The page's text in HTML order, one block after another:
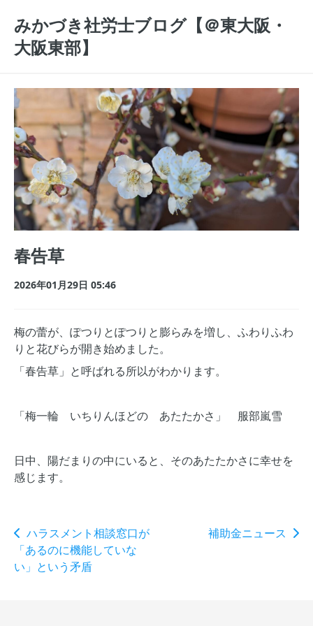
みかづき社労士ブログ【＠東大阪・
大阪東部】
春告草
2026年01月29日 05:46
梅の蕾が、ぽつりとぽつりと膨らみを増し、ふわりふわ
りと花びらが開き始めました。
「春告草」と呼ばれる所以がわかります。
「梅一輪 いちりんほどの あたたかさ」 服部嵐雪
日中、陽だまりの中にいると、そのあたたかさに幸せを
感じます。
ハラスメント相談窓口が
「あるのに機能していな
い」という矛盾
補助金ニュース